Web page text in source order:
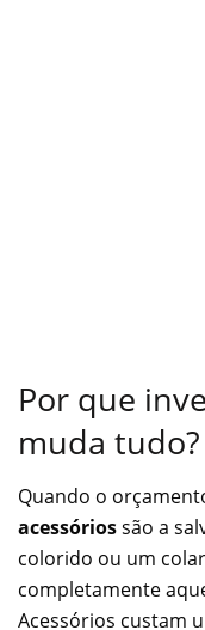
Por que
muda tudo?
Quando o
acessóriossão a
colorido ou um
completamente
Acessórios custam